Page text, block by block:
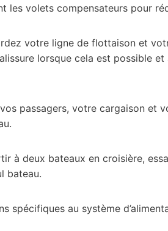
les volets compensateurs pour
votre ligne de flottaison et
lorsque cela est possible
passagers, votre cargaison et
à deux bateaux en croisière,
bateau.
spécifiques au système